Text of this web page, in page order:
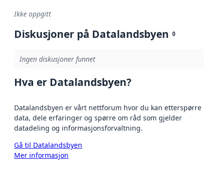
Ikke oppgitt
Diskusjoner på Datalandsbyen 0
Ingen diskusjoner funnet
Hva er Datalandsbyen?
Datalandsbyen er vårt nettforum hvor du kan etterspørre
data, dele erfaringer og spørre om råd som gjelder
datadeling og informasjonsforvaltning.
Gå til Datalandsbyen
Mer informasjon